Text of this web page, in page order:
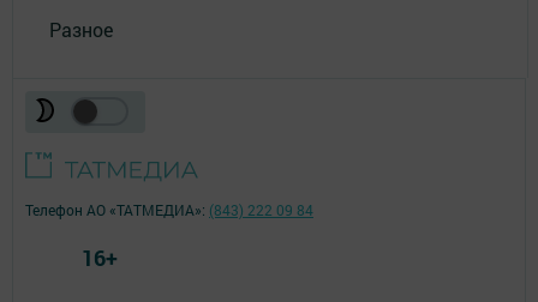
Разное
Телефон АО «ТАТМЕДИА»: (843) 222 09 84
16+